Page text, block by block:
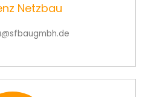
Netzbau